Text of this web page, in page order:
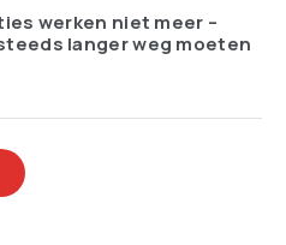
werken niet meer –
langer weg moeten